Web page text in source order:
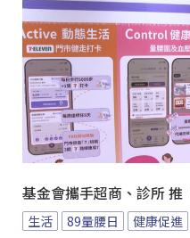
基金會攜手超商、診所 推
生活 89量腰日 健康促進